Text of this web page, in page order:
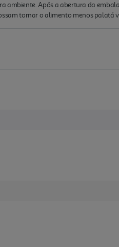
ambiente. Após a abertura da
tornar o alimento menos palatá